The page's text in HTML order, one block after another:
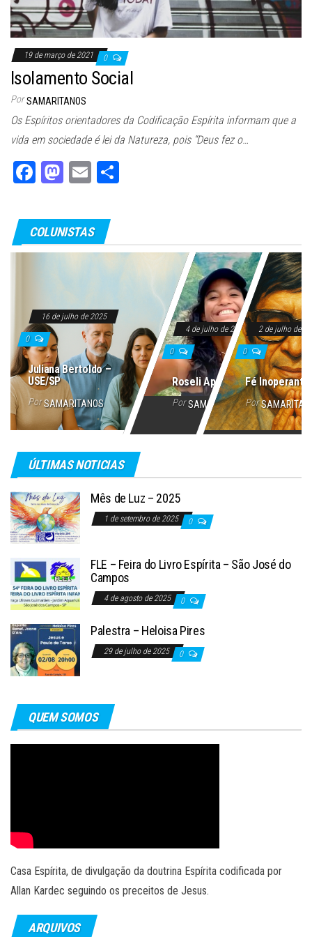
19 de março de 2021 0
Isolamento Social
Por SAMARITANOS
Os Espíritos orientadores da Codificação Espírita informam que a
vida em sociedade é lei da Natureza, pois “Deus fez o…
Fa
bo
ok
M
to
do
n
E
ail
COLUNISTAS
16 de julho de 2025
0
Juliana Bertoldo –
USE/SP
Por SAMARITANOS
4 de julho de 2025
0
Roseli Aparecida
Por SAMARITANOS
2 de julho de
0
Fé Inoperante
Por
ÚLTIMAS NOTICIAS
Mês de Luz – 2025
1 de setembro de 2025 0
FLE – Feira do Livro Espírita – São José do
Campos
4 de agosto de 2025 0
Palestra – Heloisa Pires
29 de julho de 2025 0
QUEM SOMOS
Casa Espírita, de divulgação da doutrina Espírita codificada por
Allan Kardec seguindo os preceitos de Jesus.
ARQUIVOS